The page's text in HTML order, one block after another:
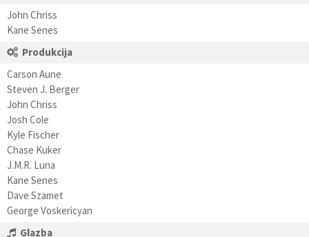
John Chriss
Kane Senes
Produkcija
Carson Aune
Steven J. Berger
John Chriss
Josh Cole
Kyle Fischer
Chase Kuker
J.M.R. Luna
Kane Senes
Dave Szamet
George Voskericyan
Glazba